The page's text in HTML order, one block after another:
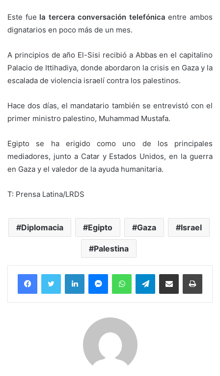
Este fue la tercera conversación telefónica entre ambos
dignatarios en poco más de un mes.
A principios de año El-Sisi recibió a Abbas en el capitalino
Palacio de Ittihadiya, donde abordaron la crisis en Gaza y la
escalada de violencia israelí contra los palestinos.
Hace dos días, el mandatario también se entrevistó con el
primer ministro palestino, Muhammad Mustafa.
Egipto se ha erigido como uno de los principales
mediadores, junto a Catar y Estados Unidos, en la guerra
en Gaza y el valedor de la ayuda humanitaria.
T: Prensa Latina/LRDS
Diplomacia Egipto Gaza Israel
Palestina
FacebookTwitter LinkedInMessengerWhatsAppTelegramCompartir por correo electrónico